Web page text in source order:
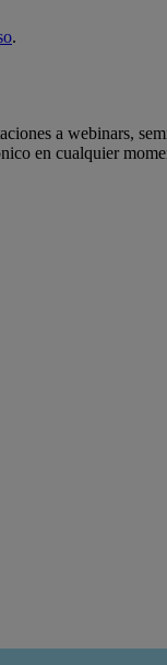
.
a webinars,
en cualquier